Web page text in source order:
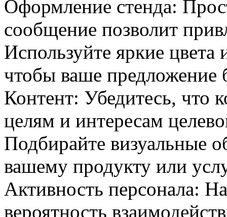
Оформление стенда:
сообщение позволит
Используйте яркие
чтобы ваше предложение
Контент: Убедитесь, что
целям и интересам
Подбирайте визуальные
вашему продукту или
Активность персонала:
вероятность